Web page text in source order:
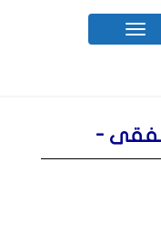
Toggle
navigation
-